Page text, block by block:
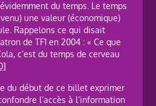
du temps. Le temps
une valeur (économique)
Rappelons ce qui disait
de TF1 en 2004 : « Ce que
c’est du temps de cerveau
du début de ce billet exprimer
l’accès à l’information